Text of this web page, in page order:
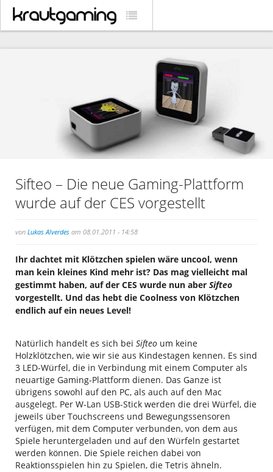
Sifteo – Die neue Gaming-Plattform
wurde auf der CES vorgestellt
von Lukas Alverdes am 08.01.2011 - 14:58
Ihr dachtet mit Klötzchen spielen wäre uncool, wenn
man kein kleines Kind mehr ist? Das mag vielleicht mal
gestimmt haben, auf der CES wurde nun aber Sifteo
vorgestellt. Und das hebt die Coolness von Klötzchen
endlich auf ein neues Level!
Natürlich handelt es sich bei Sifteo um keine
Holzklötzchen, wie wir sie aus Kindestagen kennen. Es sind
3 LED-Würfel, die in Verbindung mit einem Computer als
neuartige Gaming-Plattform dienen. Das Ganze ist
übrigens sowohl auf den PC, als auch auf den Mac
ausgelegt. Per W-Lan USB-Stick werden die drei Würfel, die
jeweils über Touchscreens und Bewegungssensoren
verfügen, mit dem Computer verbunden, von dem aus
Spiele heruntergeladen und auf den Würfeln gestartet
werden können. Die Spiele reichen dabei von
Reaktionsspielen hin zu Spielen, die Tetris ähneln.